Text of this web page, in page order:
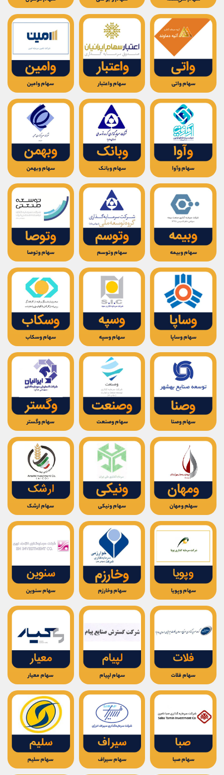
سهام واتی سهام واعتبار سهام وامین
سهام وآوا سهام وبانک سهام وبهمن
سهام وبیمه سهام وتوسم سهام وتوصا
سهام وساپا سهام وسپه سهام وسکاب
سهام وصنا سهام وصنعت سهام وگستر
سهلم ومهان سهام ونیکی سهام ارشک
سهام وپویا سهام وخارزم سهام سنوین
سهام فلات سهام لپیام سهام معیار
سهام صبا سهام سیراف سهام سلیم
کانال بله @alirezamehrabi_official